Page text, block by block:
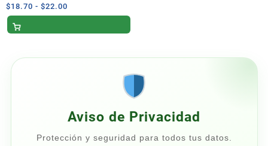
Electrolitos Sabor Frutas
Tropicales 591 ml
$18.70 - $22.00
de
$18.70
Aviso de Privacidad
Protección y seguridad para todos tus datos.